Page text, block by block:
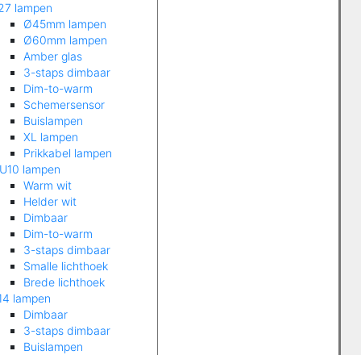
lampen
Ø45mm lampen
Ø60mm lampen
Amber glas
3-staps dimbaar
Dim-to-warm
Schemersensor
Buislampen
XL lampen
Prikkabel lampen
lampen
Warm wit
Helder wit
Dimbaar
Dim-to-warm
3-staps dimbaar
Smalle lichthoek
Brede lichthoek
lampen
Dimbaar
3-staps dimbaar
Buislampen